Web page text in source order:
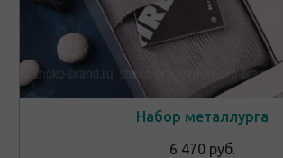
Набор металлурга
6 470 руб.